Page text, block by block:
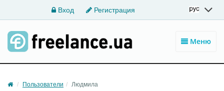
Вход Регистрация
Меню
Пользователи Людмила